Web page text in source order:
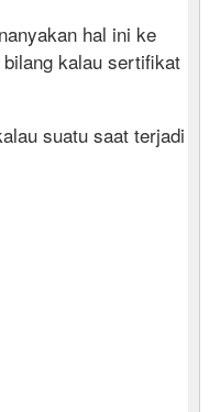
hal ini ke
kalau sertifikat
suatu saat terjadi